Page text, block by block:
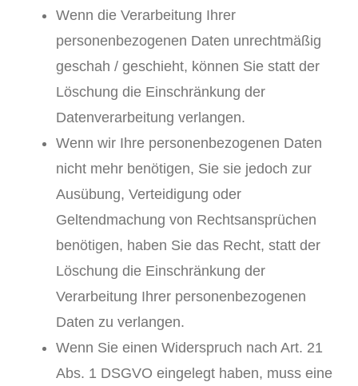
Wenn die Verarbeitung Ihrer
personenbezogenen Daten unrechtmäßig
geschah / geschieht, können Sie statt der
Löschung die Einschränkung der
Datenverarbeitung verlangen.
Wenn wir Ihre personenbezogenen Daten
nicht mehr benötigen, Sie sie jedoch zur
Ausübung, Verteidigung oder
Geltendmachung von Rechtsansprüchen
benötigen, haben Sie das Recht, statt der
Löschung die Einschränkung der
Verarbeitung Ihrer personenbezogenen
Daten zu verlangen.
Wenn Sie einen Widerspruch nach Art. 21
Abs. 1 DSGVO eingelegt haben, muss eine